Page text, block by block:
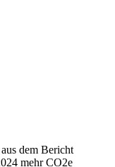
dem Bericht
mehr CO2e